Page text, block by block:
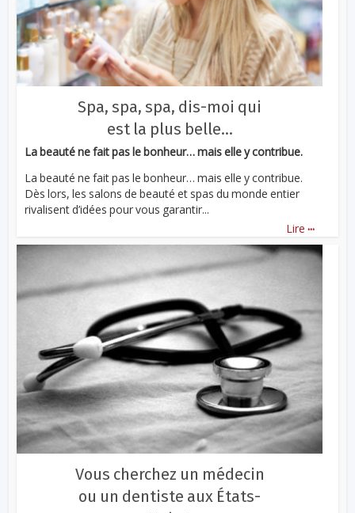
Spa, spa, spa, dis-moi qui
est la plus belle…
La beauté ne fait pas le bonheur… mais elle y contribue.
La beauté ne fait pas le bonheur… mais elle y contribue.
Dès lors, les salons de beauté et spas du monde entier
rivalisent d’idées pour vous garantir...
Lire ...
Vous cherchez un médecin
ou un dentiste aux États-